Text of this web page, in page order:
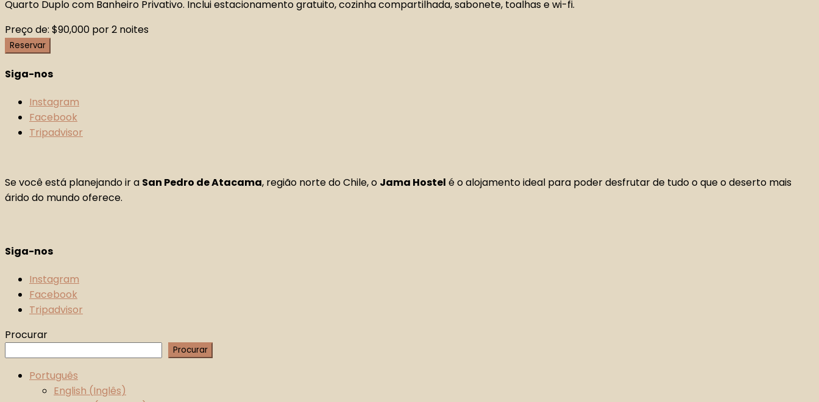
Quarto Duplo com Banheiro Privativo. Inclui estacionamento gratuito, cozinha compartilhada, sabonete, toalhas e wi-fi.
Preço de: $90,000 por 2 noites
Reservar
Siga-nos
Instagram
Facebook
Tripadvisor
Se você está planejando ir a San Pedro de Atacama, região norte do Chile, o Jama Hostel é o alojamento ideal para poder desfrutar de tudo o que o deserto mais
árido do mundo oferece.
Siga-nos
Instagram
Facebook
Tripadvisor
Procurar
Procurar
Português
English (Inglês)